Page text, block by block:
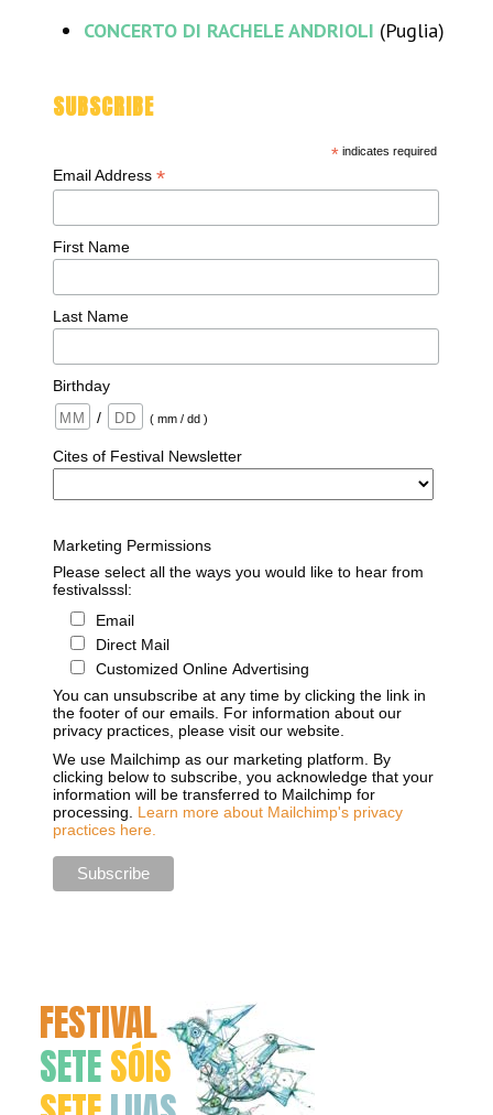
CONCERTO DI RACHELE ANDRIOLI (Puglia)
SUBSCRIBE
* indicates required
Email Address *
First Name
Last Name
Birthday
/
( mm / dd )
Cites of Festival Newsletter
Marketing Permissions
Please select all the ways you would like to hear from
festivalsssl:
Email
Direct Mail
Customized Online Advertising
You can unsubscribe at any time by clicking the link in
the footer of our emails. For information about our
privacy practices, please visit our website.
We use Mailchimp as our marketing platform. By
clicking below to subscribe, you acknowledge that your
information will be transferred to Mailchimp for
processing. Learn more about Mailchimp's privacy
practices here.
FESTIVAL
SETESÓIS